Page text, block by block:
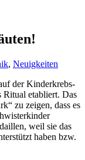
, Neuigkeiten
der Kinderkrebs-
Ritual etabliert. Das
zu zeigen, dass es
weil sie das
haben bzw.